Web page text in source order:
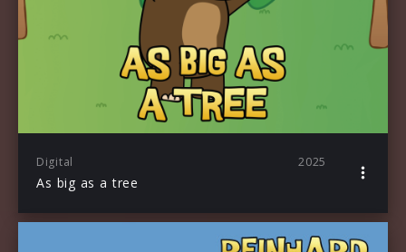
Digital 2025
As big as a tree